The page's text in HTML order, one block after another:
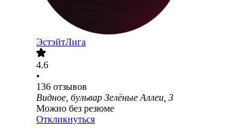
ЭстэйтЛига
4.6
•
136 отзывов
Видное, бульвар Зелёные Аллеи, 3
Можно без резюме
Откликнуться